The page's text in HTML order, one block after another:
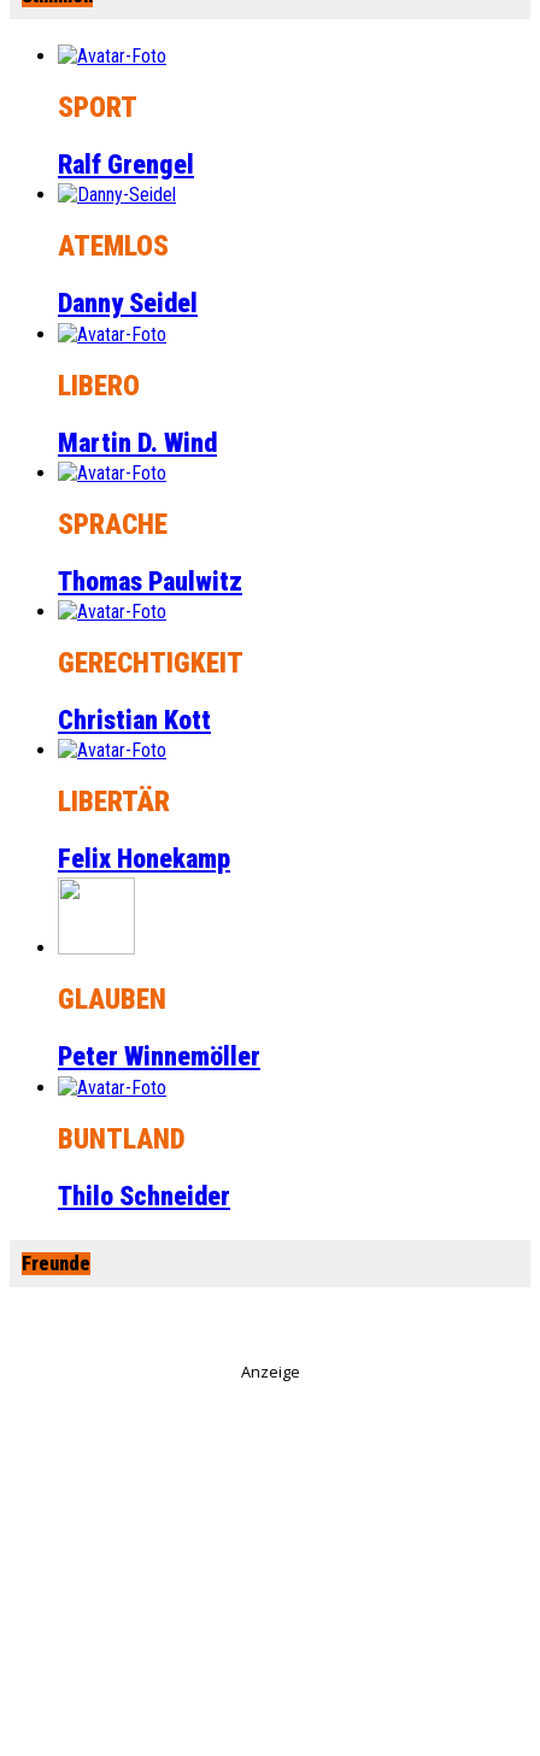
SPORT
Ralf Grengel
ATEMLOS
Danny Seidel
LIBERO
Martin D. Wind
SPRACHE
Thomas Paulwitz
GERECHTIGKEIT
Christian Kott
LIBERTÄR
Felix Honekamp
GLAUBEN
Peter Winnemöller
BUNTLAND
Thilo Schneider
Freunde
Anzeige